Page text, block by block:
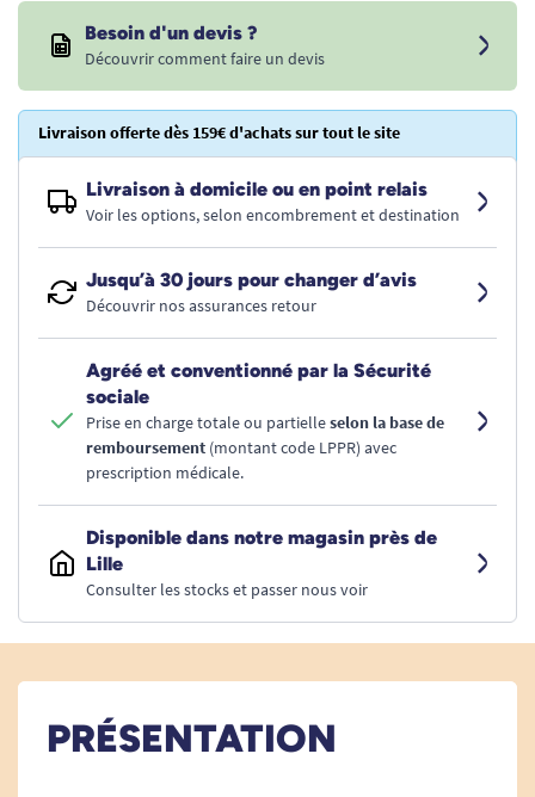
Besoin d'un devis ?
Découvrir comment faire un devis
Livraison offerte dès 159€ d'achats sur tout le site
Livraison à domicile ou en point relais
Voir les options, selon encombrement et destination
Jusqu’à 30 jours pour changer d’avis
Découvrir nos assurances retour
Agréé et conventionné par la Sécurité
sociale
Prise en charge totale ou partielleselon la base de
remboursement (montant code LPPR) avec
prescription médicale.
Disponible dans notre magasin près de
Lille
Consulter les stocks et passer nous voir
PRÉSENTATION